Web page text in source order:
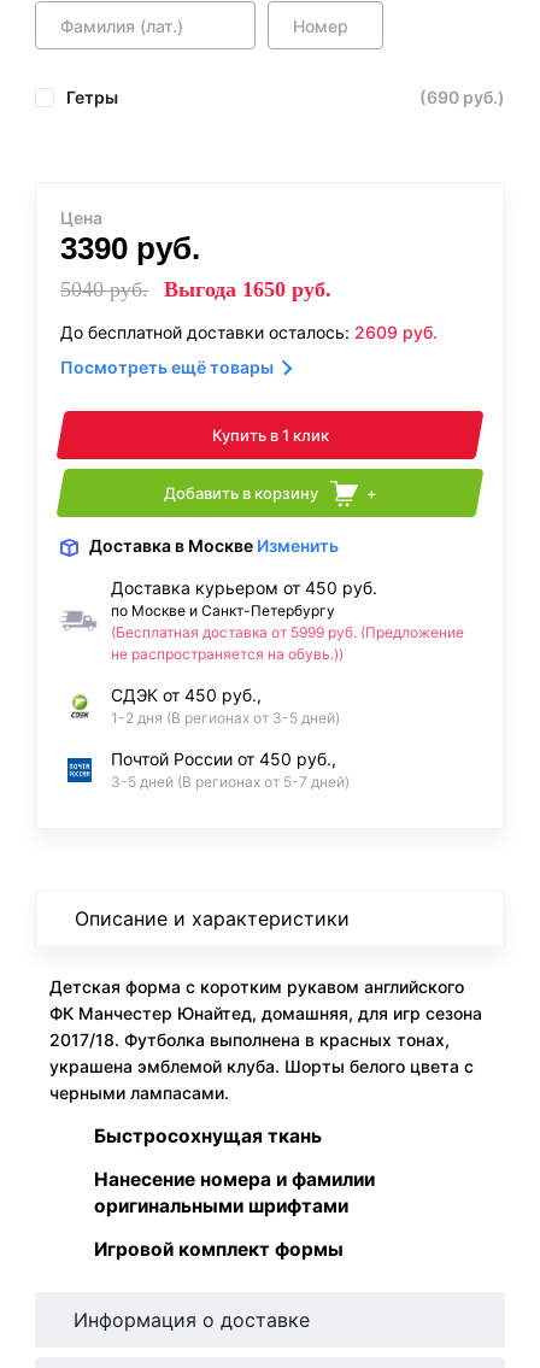
Гетры (690 руб.)
Цена
3390 руб.
5040руб. Выгода 1650 руб.
До бесплатной доставки осталось: 2609 руб.
Посмотреть ещё товары
Купить в 1 клик
Добавить в корзину +
Доставка в Москве Изменить
Доставка курьером от 450 руб.
по Москве и Санкт-Петербургу
(Бесплатная доставка от 5999 руб. (Предложение
не распространяется на обувь.))
СДЭК от 450 руб.,
1-2 дня (В регионах от 3-5 дней)
Почтой России от 450 руб.,
3-5 дней (В регионах от 5-7 дней)
Описание и характеристики
Детская форма с коротким рукавом английского
ФК Манчестер Юнайтед, домашняя, для игр сезона
2017/18. Футболка выполнена в красных тонах,
украшена эмблемой клуба. Шорты белого цвета с
черными лампасами.
Быстросохнущая ткань
Нанесение номера и фамилии
оригинальными шрифтами
Игровой комплект формы
Информация о доставке